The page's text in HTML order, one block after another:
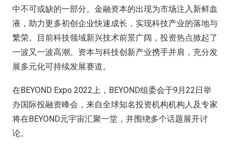
中不可或缺的一部分。金融资本的出现为市场注入新鲜血
液，助力更多初创企业快速成长，实现科技产业的落地与
繁荣。目前科技领域新兴技术前景广阔，投资热点掀起了
一波又一波高潮。资本与科技创新产业携手并肩，充分发
展多元化可持续发展赛道。
在BEYOND Expo 2022上，BEYOND组委会于9月22日举
办国际投融资峰会，来自全球知名投资机构机构人及专家
将在BEYOND元宇宙汇聚一堂，并围绕多个话题展开讨
论。